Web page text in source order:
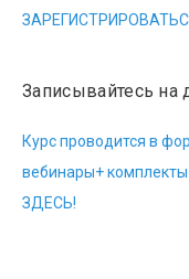
Записывайтесь на
Курс проводится в
вебинары+
ЗДЕСЬ!